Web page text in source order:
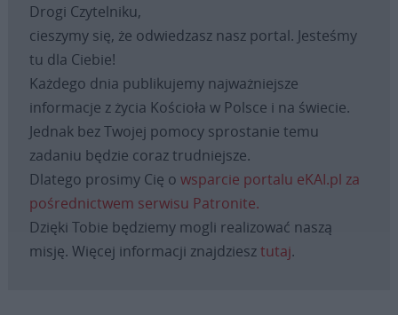
Drogi Czytelniku,
cieszymy się, że odwiedzasz nasz portal. Jesteśmy
tu dla Ciebie!
Każdego dnia publikujemy najważniejsze
informacje z życia Kościoła w Polsce i na świecie.
Jednak bez Twojej pomocy sprostanie temu
zadaniu będzie coraz trudniejsze.
Dlatego prosimy Cię o wsparcie portalu eKAI.pl za
pośrednictwem serwisu Patronite.
Dzięki Tobie będziemy mogli realizować naszą
misję. Więcej informacji znajdziesztutaj.